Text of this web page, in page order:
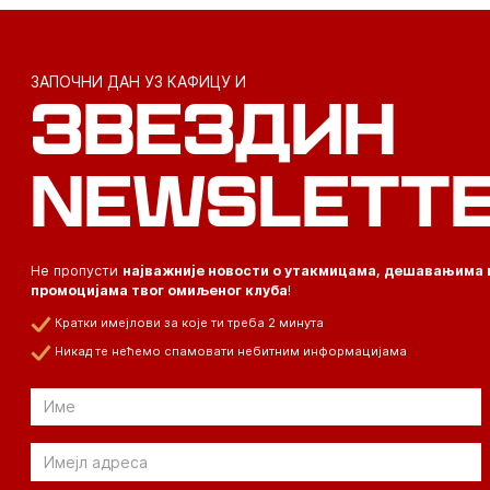
ЗАПОЧНИ ДАН УЗ КАФИЦУ И
ЗВЕЗДИН
Не пропусти најважније новости о утакмицама, дешавањима
промоцијама твог омиљеног клуба!
Кратки имејлови за које ти треба 2 минута
Никад те нећемо спамовати небитним информацијама
Email
Email